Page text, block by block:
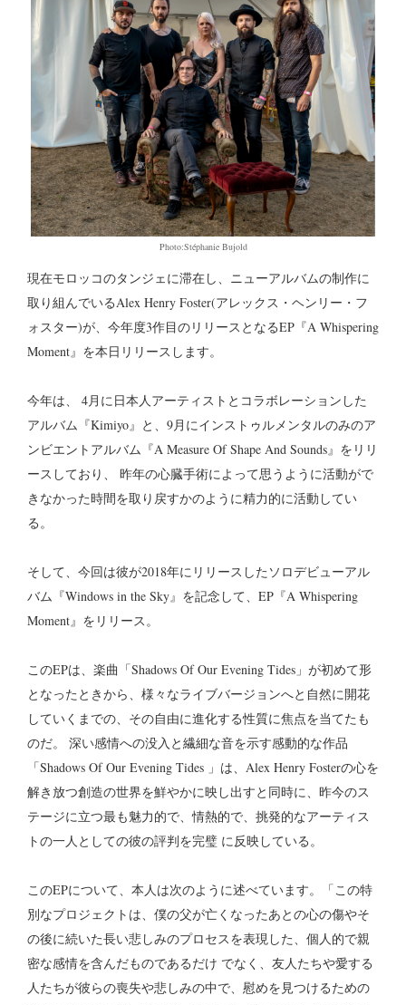
Photo:Stéphanie Bujold
現在モロッコのタンジェに滞在し、ニューアルバムの制作に
取り組んでいるAlex Henry Foster(アレックス・ヘンリー・フ
ォスター)が、今年度3作目のリリースとなるEP『A Whispering
Moment』を本日リリースします。
今年は、 4月に日本人アーティストとコラボレーションした
アルバム『Kimiyo』と、9月にインストゥルメンタルのみのア
ンビエントアルバム『A Measure Of Shape And Sounds』をリリ
ースしており、 昨年の心臓手術によって思うように活動がで
きなかった時間を取り戻すかのように精力的に活動してい
る。
そして、今回は彼が2018年にリリースしたソロデビューアル
バム『Windows in the Sky』を記念して、EP『A Whispering
Moment』をリリース。
このEPは、楽曲「Shadows Of Our Evening Tides」が初めて形
となったときから、様々なライブバージョンへと自然に開花
していくまでの、その自由に進化する性質に焦点を当てたも
のだ。 深い感情への没入と繊細な音を示す感動的な作品
「Shadows Of Our Evening Tides 」は、Alex Henry Fosterの心を
解き放つ創造の世界を鮮やかに映し出すと同時に、昨今のス
テージに立つ最も魅力的で、情熱的で、挑発的なアーティス
トの一人としての彼の評判を完璧 に反映している。
このEPについて、本人は次のように述べています。「この特
別なプロジェクトは、僕の父が亡くなったあとの心の傷やそ
の後に続いた長い悲しみのプロセスを表現した、個人的で親
密な感情を含んだものであるだけ でなく、友人たちや愛する
人たちが彼らの喪失や悲しみの中で、慰めを見つけるための